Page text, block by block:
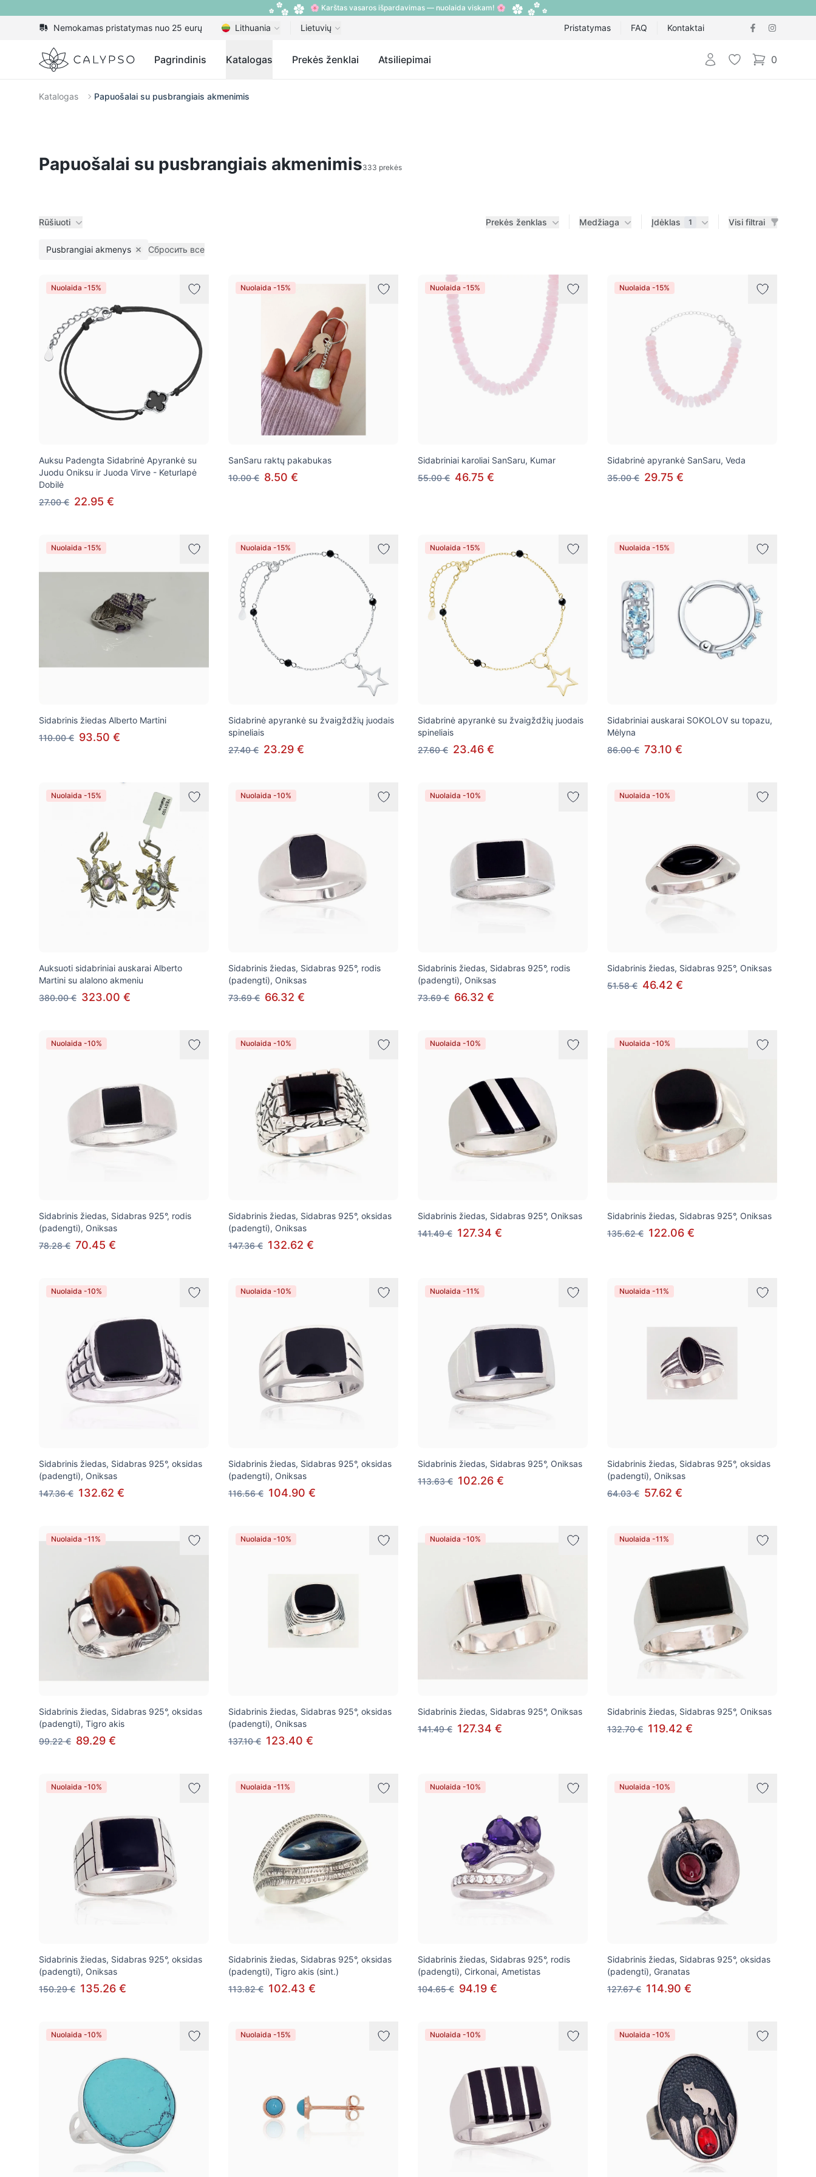
🌸 Karštas vasaros išpardavimas — nuolaida viskam! 🌸
Nemokamas pristatymas nuo 25 eurų Lithuania Lietuvių Pristatymas FAQ Kontaktai
Calypso Pagrindinis Katalogas Prekės ženklai Atsiliepimai PrisijungtiPageidavimų
0
items in cart,
Katalogas Papuošalai su pusbrangiais akmenimis
Papuošalai su pusbrangiais akmenimis333 prekės
Rūšiuoti Prekės ženklas Medžiaga Įdėklas 1 Visi filtrai
Pusbrangiai akmenys Remove filter
Сбросить все
Prekės
Nuolaida -15%
Auksu Padengta Sidabrinė Apyrankė su
Juodu Oniksu ir Juoda Virve - Keturlapė
Dobilė
27.00 € 22.95 €
Nuolaida -15%
SanSaru raktų pakabukas
10.00 € 8.50 €
Nuolaida -15%
Sidabriniai karoliai SanSaru, Kumar
55.00 € 46.75 €
Nuolaida -15%
Sidabrinė apyrankė SanSaru, Veda
35.00 € 29.75 €
Nuolaida -15%
Sidabrinis žiedas Alberto Martini
110.00 € 93.50 €
Nuolaida -15%
Sidabrinė apyrankė su žvaigždžių juodais
spineliais
27.40 € 23.29 €
Nuolaida -15%
Sidabrinė apyrankė su žvaigždžių juodais
spineliais
27.60 € 23.46 €
Nuolaida -15%
Sidabriniai auskarai SOKOLOV su topazu,
Mėlyna
86.00 € 73.10 €
Nuolaida -15%
Auksuoti sidabriniai auskarai Alberto
Martini su alalono akmeniu
380.00 € 323.00 €
Nuolaida -10%
Sidabrinis žiedas, Sidabras 925°, rodis
(padengti), Oniksas
73.69 € 66.32 €
Nuolaida -10%
Sidabrinis žiedas, Sidabras 925°, rodis
(padengti), Oniksas
73.69 € 66.32 €
Nuolaida -10%
Sidabrinis žiedas, Sidabras 925°, Oniksas
51.58 € 46.42 €
Nuolaida -10%
Sidabrinis žiedas, Sidabras 925°, rodis
(padengti), Oniksas
78.28 € 70.45 €
Nuolaida -10%
Sidabrinis žiedas, Sidabras 925°, oksidas
(padengti), Oniksas
147.36 € 132.62 €
Nuolaida -10%
Sidabrinis žiedas, Sidabras 925°, Oniksas
141.49 € 127.34 €
Nuolaida -10%
Sidabrinis žiedas, Sidabras 925°, Oniksas
135.62 € 122.06 €
Nuolaida -10%
Sidabrinis žiedas, Sidabras 925°, oksidas
(padengti), Oniksas
147.36 € 132.62 €
Nuolaida -10%
Sidabrinis žiedas, Sidabras 925°, oksidas
(padengti), Oniksas
116.56 € 104.90 €
Nuolaida -11%
Sidabrinis žiedas, Sidabras 925°, Oniksas
113.63 € 102.26 €
Nuolaida -11%
Sidabrinis žiedas, Sidabras 925°, oksidas
(padengti), Oniksas
64.03 € 57.62 €
Nuolaida -11%
Sidabrinis žiedas, Sidabras 925°, oksidas
(padengti), Tigro akis
99.22 € 89.29 €
Nuolaida -10%
Sidabrinis žiedas, Sidabras 925°, oksidas
(padengti), Oniksas
137.10 € 123.40 €
Nuolaida -10%
Sidabrinis žiedas, Sidabras 925°, Oniksas
141.49 € 127.34 €
Nuolaida -11%
Sidabrinis žiedas, Sidabras 925°, Oniksas
132.70 € 119.42 €
Nuolaida -10%
Sidabrinis žiedas, Sidabras 925°, oksidas
(padengti), Oniksas
150.29 € 135.26 €
Nuolaida -11%
Sidabrinis žiedas, Sidabras 925°, oksidas
(padengti), Tigro akis (sint.)
113.82 € 102.43 €
Nuolaida -10%
Sidabrinis žiedas, Sidabras 925°, rodis
(padengti), Cirkonai, Ametistas
104.65 € 94.19 €
Nuolaida -10%
Sidabrinis žiedas, Sidabras 925°, oksidas
(padengti), Granatas
127.67 € 114.90 €
Nuolaida -10% Nuolaida -15% Nuolaida -10% Nuolaida -10%